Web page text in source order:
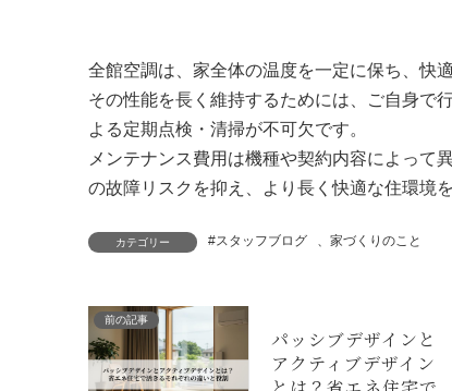
全館空調は、家全体の温度を一定に保ち、快
その性能を長く維持するためには、ご自身で
よる定期点検・清掃が不可欠です。
メンテナンス費用は機種や契約内容によって
の故障リスクを抑え、より長く快適な住環境
カテゴリー #スタッフブログ 、家づくりのこと
前の記事
パッシブデザインと
アクティブデザイン